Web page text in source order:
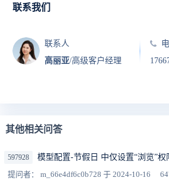
联系我们
联系人
高丽亚/高级客户经理
其他相关问答
597928 模型配置-节假日 中仅设置“浏览”
提问者： m_66e4df6c0b728 于 2024-10-16